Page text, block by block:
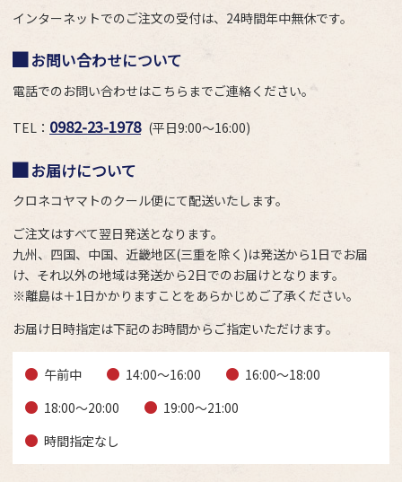
インターネットでのご注文の受付は、24時間年中無休です。
お問い合わせについて
電話でのお問い合わせはこちらまでご連絡ください。
TEL： 0982-23-1978 (平日9:00～16:00)
お届けについて
クロネコヤマトのクール便にて配送いたします。
ご注文はすべて翌日発送となります。
九州、四国、中国、近畿地区(三重を除く)は発送から1日でお届
け、それ以外の地域は発送から2日でのお届けとなります。
※離島は＋1日かかりますことをあらかじめご了承ください。
お届け日時指定は下記のお時間からご指定いただけます。
午前中 14:00～16:00
16:00～18:00
18:00～20:00
19:00～21:00
時間指定なし